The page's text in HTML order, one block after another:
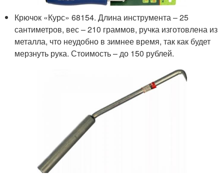
Крючок «Курс» 68154. Длина инструмента – 25
сантиметров, вес – 210 граммов, ручка изготовлена из
металла, что неудобно в зимнее время, так как будет
мерзнуть рука. Стоимость – до 150 рублей.